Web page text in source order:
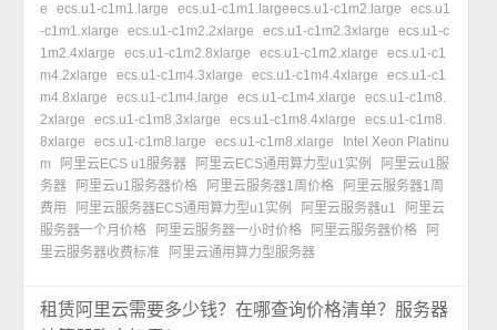
e
ecs.u1-c1m1.large ecs.u1-c1m1.largeecs.u1-c1m2.large
ecs.u1
-c1m1.xlarge
ecs.u1-c1m2.2xlarge ecs.u1-c1m2.3xlarge
ecs.u1-c
1m2.4xlarge
ecs.u1-c1m2.8xlarge ecs.u1-c1m2.xlarge
ecs.u1-c1
m4.2xlarge
ecs.u1-c1m4.3xlarge ecs.u1-c1m4.4xlarge
ecs.u1-c1
m4.8xlarge
ecs.u1-c1m4.large ecs.u1-c1m4.xlarge
ecs.u1-c1m8.
2xlarge
ecs.u1-c1m8.3xlarge ecs.u1-c1m8.4xlarge
ecs.u1-c1m8.
8xlarge
ecs.u1-c1m8.large ecs.u1-c1m8.xlarge
Intel Xeon Platinu
m
阿里云ECS u1服务器 阿里云ECS通用算力型u1实例
阿里云u1服
务器
阿里云u1服务器价格 阿里云服务器1周价格
阿里云服务器1周
费用
阿里云服务器ECS通用算力型u1实例 阿里云服务器u1
阿里云
服务器一个月价格
阿里云服务器一小时价格 阿里云服务器价格
阿
里云服务器收费标准
阿里云通用算力型服务器
租赁阿里云需要多少钱？在哪查询价格清单？服务器